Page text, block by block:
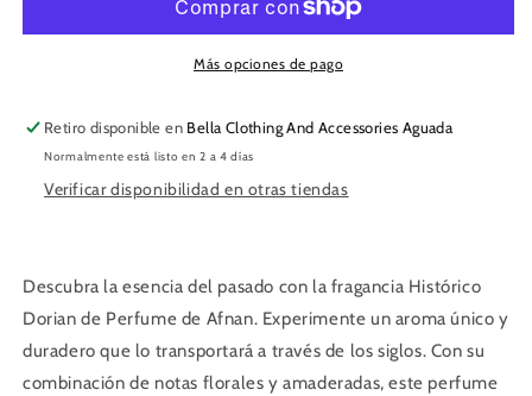
Más opciones de pago
Retiro disponible en Bella Clothing And Accessories Aguada
Normalmente está listo en 2 a 4 días
Verificar disponibilidad en otras tiendas
Descubra la esencia del pasado con la fragancia Histórico
Dorian de Perfume de Afnan. Experimente un aroma único y
duradero que lo transportará a través de los siglos. Con su
combinación de notas florales y amaderadas, este perfume